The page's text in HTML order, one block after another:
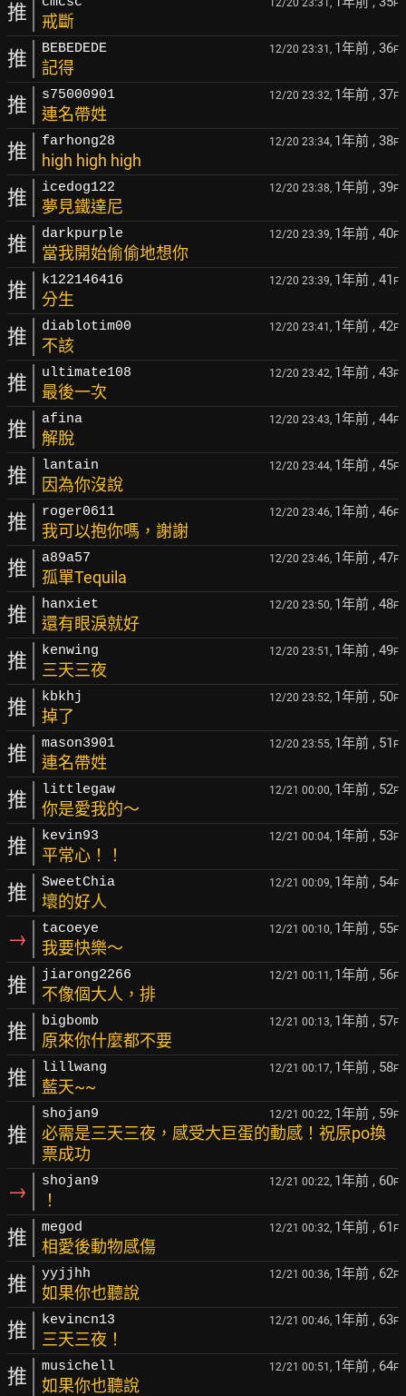
推 12/20 23:31, F
戒斷
推 BEBEDEDE 12/20 23:31, 1年前 , 36F
記得
推 s75000901 12/20 23:32, 1年前 , 37F
連名帶姓
推 farhong28 12/20 23:34, 1年前 , 38F
high high high
推 icedog122 12/20 23:38, 1年前 , 39F
夢見鐵達尼
推 darkpurple 12/20 23:39, 1年前 , 40F
當我開始偷偷地想你
推 k122146416 12/20 23:39, 1年前 , 41 F
分生
推 diablotim00 12/20 23:41, 1年前 , 42F
不該
推 ultimate108 12/20 23:42, 1年前 , 43F
最後一次
推 afina 12/20 23:43, 1年前 , 44F
解脫
推 lantain 12/20 23:44, 1年前 , 45F
因為你沒說
推 roger0611 12/20 23:46, 1年前 , 46F
我可以抱你嗎，謝謝
推 a89a57 12/20 23:46, 1年前 , 47F
孤單Tequila
推 hanxiet 12/20 23:50, 1年前 , 48F
還有眼淚就好
推 kenwing 12/20 23:51, 1年前 , 49F
三天三夜
推 kbkhj 12/20 23:52, 1年前 , 50F
掉了
推 mason3901 12/20 23:55, 1年前 , 51 F
連名帶姓
推 littlegaw 12/21 00:00, 1年前 , 52F
你是愛我的～
推 kevin93 12/21 00:04, 1年前 , 53F
平常心！！
推 SweetChia 12/21 00:09, 1年前 , 54F
壞的好人
→ tacoeye 12/21 00:10, 1年前 , 55F
我要快樂～
推 jiarong2266 12/21 00:11, 1年前 , 56F
不像個大人，排
推 bigbomb 12/21 00:13, 1年前 , 57F
原來你什麼都不要
推 lillwang 12/21 00:17, 1年前 , 58F
藍天~~
推
shojan9 12/21 00:22, 1年前 , 59F
必需是三天三夜，感受大巨蛋的動感！祝原po換
票成功
→ shojan9 12/21 00:22, 1年前 , 60F
！
推 megod 12/21 00:32, 1年前 , 61 F
相愛後動物感傷
推 yyjjhh 12/21 00:36, 1年前 , 62F
如果你也聽說
推 kevincn13 12/21 00:46, 1年前 , 63F
三天三夜！
推 musichell 12/21 00:51, 1年前 , 64F
如果你也聽說